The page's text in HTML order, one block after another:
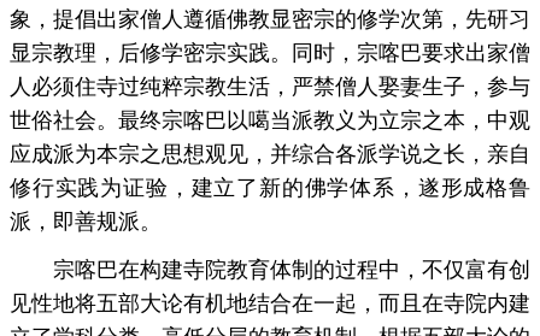
象，提倡出家僧人遵循佛教显密宗的修学次第，先研习
显宗教理，后修学密宗实践。同时，宗喀巴要求出家僧
人必须住寺过纯粹宗教生活，严禁僧人娶妻生子，参与
世俗社会。最终宗喀巴以噶当派教义为立宗之本，中观
应成派为本宗之思想观见，并综合各派学说之长，亲自
修行实践为证验，建立了新的佛学体系，遂形成格鲁
派，即善规派。
宗喀巴在构建寺院教育体制的过程中，不仅富有创
见性地将五部大论有机地结合在一起，而且在寺院内建